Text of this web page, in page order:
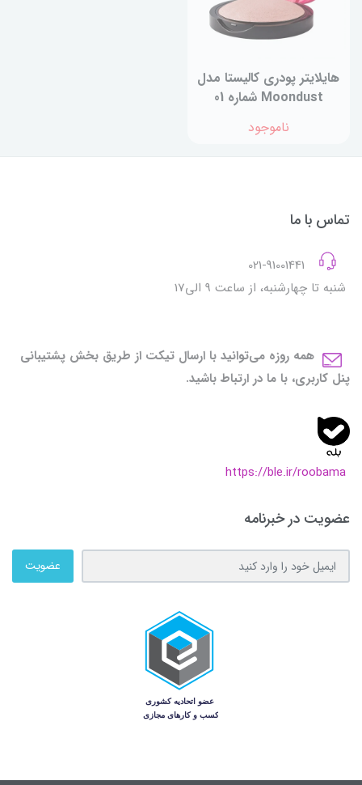
هایلایتر پودری کالیستا مدل
Moondust شماره 01
ناموجود
تماس با ما
شنبه تا چهارشنبه، از ساعت 9 الی17
همه روزه می‌توانید با ارسال تیکت از طریق بخش پشتیبانی
پنل کاربری، با ما در ارتباط باشید.
https://ble.ir/roobama
عضویت در خبرنامه
عضویت